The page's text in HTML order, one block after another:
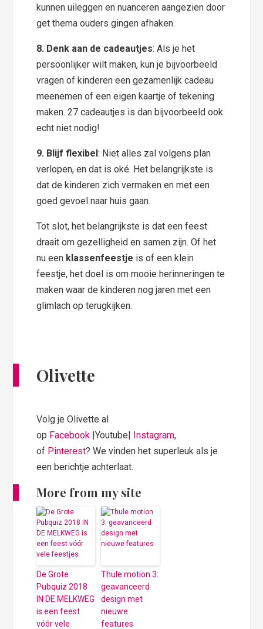
kunnen uileggen en nuanceren aangezien door
get thema ouders gingen afhaken.
8. Denk aan de cadeautjes: Als je het
persoonlijker wilt maken, kun je bijvoorbeeld
vragen of kinderen een gezamenlijk cadeau
meenemen of een eigen kaartje of tekening
maken. 27 cadeautjes is dan bijvoorbeeld ook
echt niet nodig!
9. Blijf flexibel: Niet alles zal volgens plan
verlopen, en dat is oké. Het belangrijkste is
dat de kinderen zich vermaken en met een
goed gevoel naar huis gaan.
Tot slot, het belangrijkste is dat een feest
draait om gezelligheid en samen zijn. Of het
nu een klassenfeestje is of een klein
feestje, het doel is om mooie herinneringen te
maken waar de kinderen nog jaren met een
glimlach op terugkijken.
Olivette
Volg je Olivette al
op Facebook |Youtube| Instagram,
of Pinterest? We vinden het superleuk als je
een berichtje achterlaat.
More from my site
De Grote
Pubquiz 2018
IN DE MELKWEG
is een feest
vóór vele
Thule motion 3:
geavanceerd
design met
nieuwe
features